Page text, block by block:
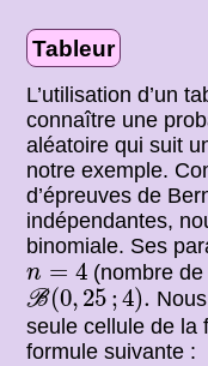
Tableur
L’utilisation d’un
connaître une
aléatoire qui suit
notre exemple.
d’épreuves de
indépendantes,
binomiale. Ses
n = 4
n=4 (nombre
B(0, 25 ;4).
B(0, 25;4).
seule cellule de la
formule suivante :